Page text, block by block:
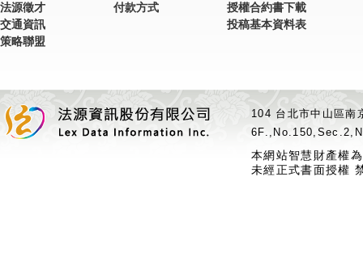
法源徵才
交通資訊
策略聯盟
付款方式
授權合約書下載
投稿基本資料表
104 台北市中山區
本網站智慧財產權
未經正式書面授權